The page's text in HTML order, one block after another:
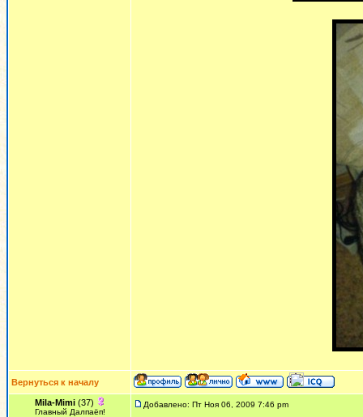
Вернуться к началу
Mila-Mimi(37)
Главный Далпаёп!
Добавлено: Пт Ноя 06, 2009 7:46 pm